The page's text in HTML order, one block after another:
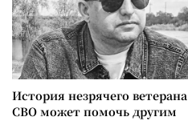
История незрячего ветерана
СВО может помочь другим